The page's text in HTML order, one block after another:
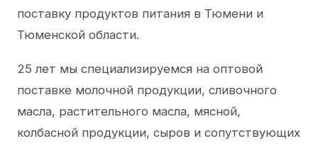
поставку продуктов питания в Тюмени и
Тюменской области.
25 лет мы специализируемся на оптовой
поставке молочной продукции, сливочного
масла, растительного масла, мясной,
колбасной продукции, сыров и сопутствующих